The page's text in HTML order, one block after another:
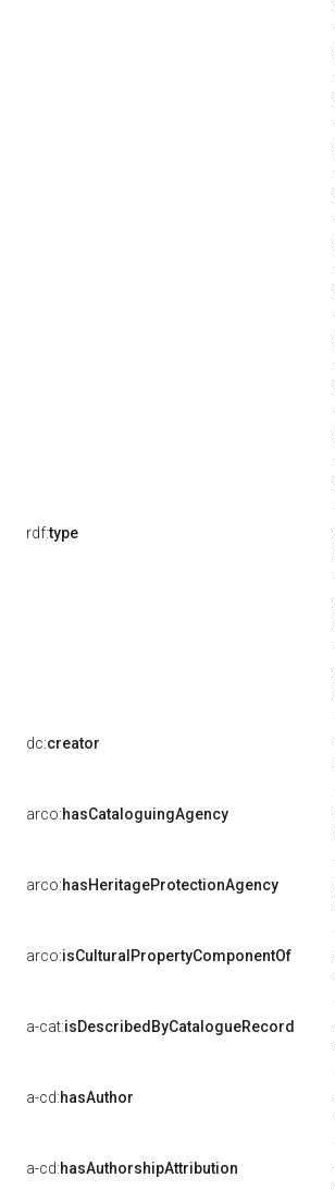
rdf:type
dc:creator
arco:hasCataloguingAgency
arco:hasHeritageProtectionAgency
arco:isCulturalPropertyComponentOf
a-cat:isDescribedByCatalogueRecord
a-cd:hasAuthor
a-cd:hasAuthorshipAttribution